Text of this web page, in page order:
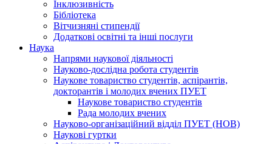
Інклюзивність
Бібліотека
Вітчизняні стипендії
Додаткові освітні та інші послуги
Наука
Напрями наукової діяльності
Науково-дослідна робота студентів
Наукове товариство студентів, аспірантів,
докторантів і молодих вчених ПУЕТ
Наукове товариство студентів
Рада молодих вчених
Науково-організаційний відділ ПУЕТ (НОВ)
Наукові гуртки